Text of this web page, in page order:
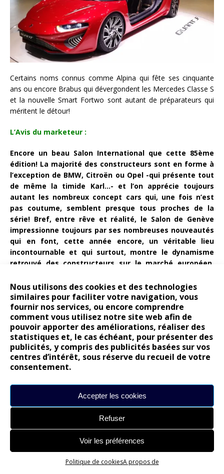
Nous utilisons des cookies et des technologies
similaires pour faciliter votre navigation, vous
fournir nos services, ou encore comprendre
comment vous utilisez notre site web afin de
pouvoir apporter des améliorations, réaliser des
statistiques et, le cas échéant, pour présenter des
publicités, y compris des publicités basées sur vos
centres d’intérêt, sous réserve du recueil de votre
consentement.
Accepter les cookies
Refuser
Voir les préférences
Politique de cookiesA propos de
Certains noms connus comme Alpina qui fête ses cinquante
ans ou encore Brabus qui dévergondent les Mercedes Classe S
et la nouvelle Smart Fortwo sont autant de préparateurs qui
méritent le détour!
L’Avis du marketeur :
Encore un beau Salon International que cette 85ème
édition! La majorité des constructeurs sont en forme à
l’exception de BMW, Citroën ou Opel -qui présente tout
de même la timide Karl…- et l’on apprécie toujours
autant les nombreux concept cars qui, une fois n’est
pas coutume, semblent presque tous proches de la
série! Bref, entre rêve et réalité, le Salon de Genève
impressionne toujours par ses nombreuses nouveautés
qui en font, cette année encore, un véritable lieu
incontournable et qui surtout, montre le dynamisme
retrouvé des constructeurs sur le marché européen.
#SIAG 2015 20V20 85ÈME
AUTOMOBILE AVIS DU MARKETEUR CITROËN
DS ÉDITION
GROUPE GT LINE HURRACAN MARCHÉ
RENAULT
SEAT SKODA
VOITURE DE L'ANNÉE VOLKSWAGEN